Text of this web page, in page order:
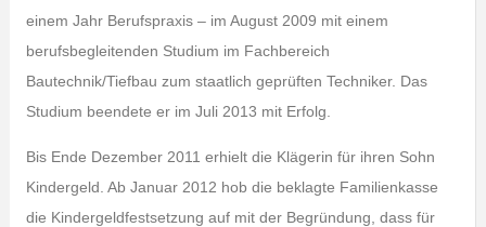
einem Jahr Berufspraxis – im August 2009 mit einem
berufsbegleitenden Studium im Fachbereich
Bautechnik/Tiefbau zum staatlich geprüften Techniker. Das
Studium beendete er im Juli 2013 mit Erfolg.
Bis Ende Dezember 2011 erhielt die Klägerin für ihren Sohn
Kindergeld. Ab Januar 2012 hob die beklagte Familienkasse
die Kindergeldfestsetzung auf mit der Begründung, dass für